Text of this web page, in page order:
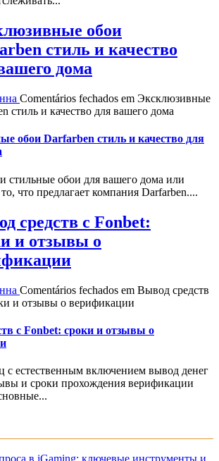
обои
стиль и качество
дома
Comentários fechados em Эксклюзивные
стиль и качество для вашего дома
обои Darfarben стиль и качество для
стильные обои для вашего дома или
что предлагает компания Darfarben....
средств с Fonbet:
и отзывы о
Comentários fechados em Вывод средств
и отзывы о верификации
с Fonbet: сроки и отзывы о
с естественным включением вывод денег
и сроки прохождения верификации
в iGaming: ключевые инструменты и